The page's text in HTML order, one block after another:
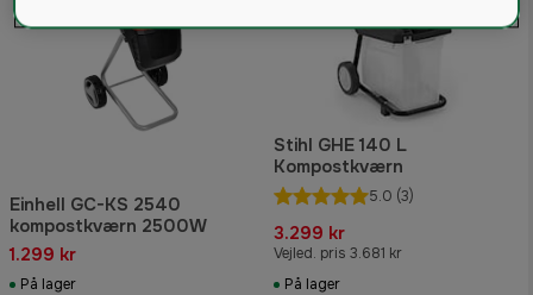
Einhell GC-KS 2540
kompostkværn 2500W
1.299 kr
På lager
Stihl GHE 140 L
Kompostkværn
5.0 (3)
3.299 kr
Vejled. pris 3.681 kr
På lager